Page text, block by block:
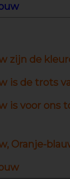
zijn de
is de trots
is voor ons
Oranje-